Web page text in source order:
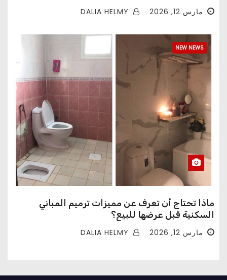
مارس 12, 2026
NEW NEWS
ماذا تحتاج أن تعرف عن مميزات ترميم المباني
السكنية قبل عرضها للبيع؟
مارس 12, 2026